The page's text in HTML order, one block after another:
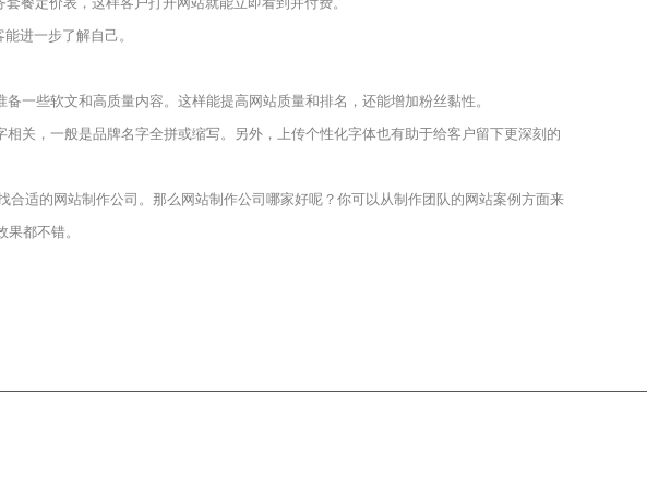
进一步了解自己。
一些软文和高质量内容。这样能提高网站质量和排名，还能增加粉丝黏性。
关，一般是品牌名字全拼或缩写。另外，上传个性化字体也有助于给客户留下更深刻的
适的网站制作公司。那么网站制作公司哪家好呢？你可以从制作团队的网站案例方面来
都不错。